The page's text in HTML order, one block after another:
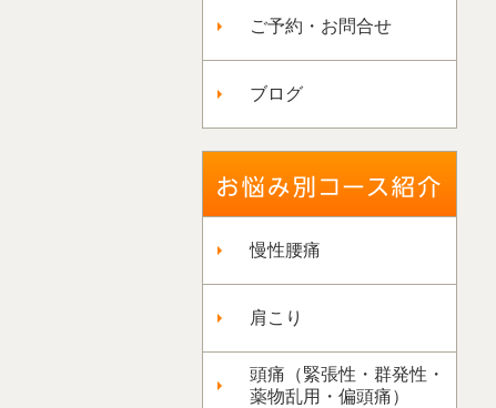
ご予約・お問合せ
ブログ
慢性腰痛
肩こり
頭痛（緊張性・群発性・
薬物乱用・偏頭痛）